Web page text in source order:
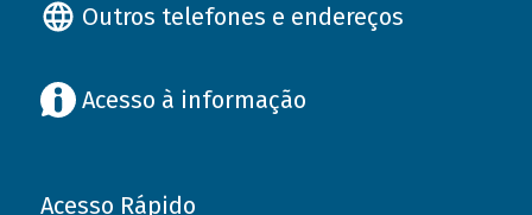
Outros telefones e endereços
Acesso à informação
Acesso Rápido